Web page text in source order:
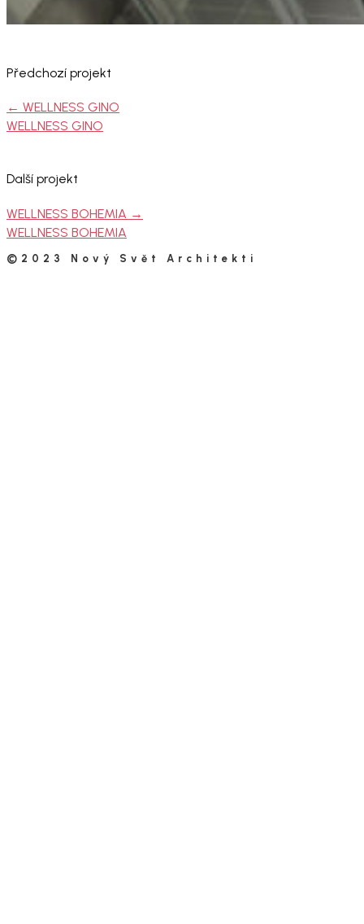
Předchozí projekt
← WELLNESS GINO
WELLNESS GINO
Další projekt
WELLNESS BOHEMIA →
WELLNESS BOHEMIA
©2023 Nový Svět Architekti